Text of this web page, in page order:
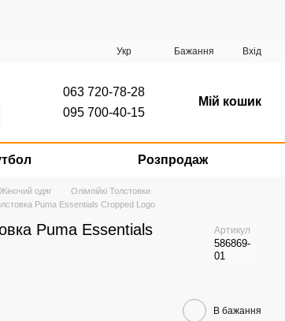
Укр Бажання Вхід
063 720-78-28
095 700-40-15
Мій кошик
Розпродаж
Жіночий одяг
Олімпійкі Толстовки
Puma Essentials Cropped Logo
Puma Essentials
Артикул
586869-
01
В бажання